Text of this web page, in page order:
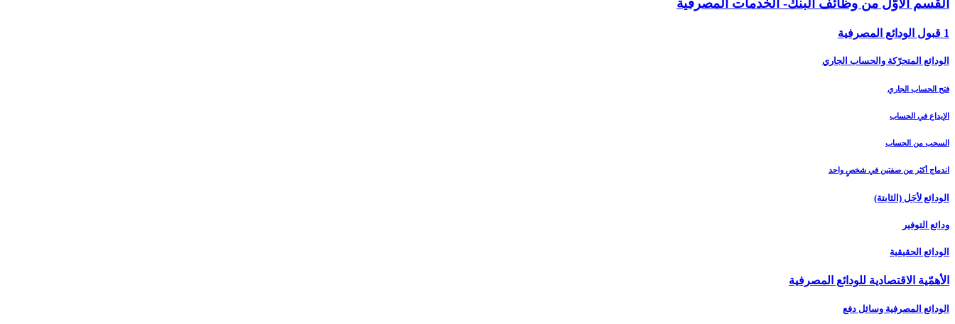
1 قبول الودائع المصرفية
الودائع المتحرّكة والحساب الجاري
فتح الحساب الجاري
الإيداع في الحساب
السحب من الحساب
اندماج أكثر من صفتين في شخصٍ واحد
الودائع لأجَل (الثابتة)
ودائع التوفير
الودائع الحقيقية
الأهمّية الاقتصادية للودائع المصرفية
الودائع المصرفية وسائل دفع